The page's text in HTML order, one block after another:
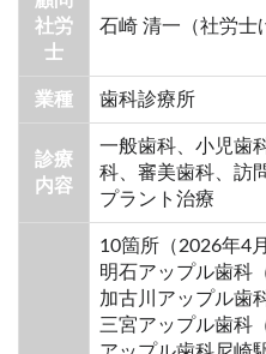
社労
士
石崎 清一（社労士
業種 歯科診療所
診療
内容
一般歯科、小児歯
科、審美歯科、訪
プラント治療
10箇所（2026年4
明石アップル歯科
加古川アップル歯
三宮アップル歯科